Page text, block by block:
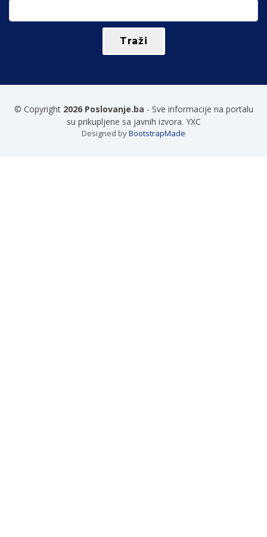
© Copyright 2026 Poslovanje.ba - Sve informacije na portalu
su prikupljene sa javnih izvora. YXC
Designed byBootstrapMade